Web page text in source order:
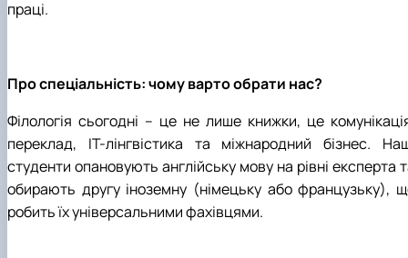
праці.
Про спеціальність: чому варто обрати нас?
Філологія сьогодні – це не лише книжки, це
переклад, ІТ-лінгвістика та міжнародний бізнес.
студенти опановують англійську мову на рівні експерта
обирають другу іноземну (німецьку або французьку),
робить їх універсальними фахівцями.